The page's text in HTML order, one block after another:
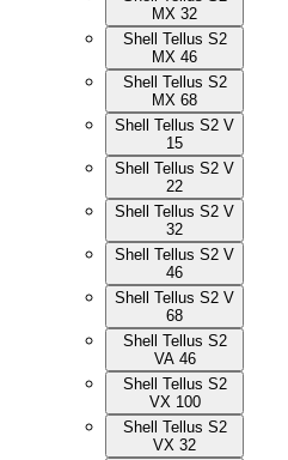
MX 32
Shell Tellus S2
MX 46
Shell Tellus S2
MX 68
Shell Tellus S2 V
15
Shell Tellus S2 V
22
Shell Tellus S2 V
32
Shell Tellus S2 V
46
Shell Tellus S2 V
68
Shell Tellus S2
VA 46
Shell Tellus S2
VX 100
Shell Tellus S2
VX 32